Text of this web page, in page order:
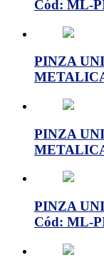
Cód: ML-
PINZA
PINZA
PINZA
Cód: ML-